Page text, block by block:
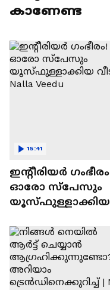
കാണേണ്ട
ഇന്റീരിയർ
ഓരോ സ്‌പേസും
യൂസ്ഫുള്ളാക്കിയ
15:41